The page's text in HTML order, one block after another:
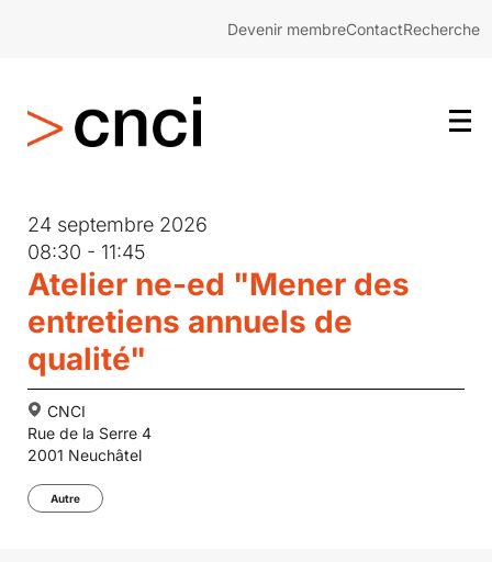
Devenir membreContactRecherche
24 septembre 2026
08:30 - 11:45
Atelier ne-ed "Mener des
entretiens annuels de
qualité"
CNCI
Rue de la Serre 4
2001 Neuchâtel
Autre